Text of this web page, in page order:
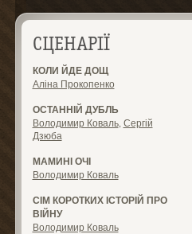
СЦЕНАРІЇ
КОЛИ ЙДЕ ДОЩ
Аліна Прокопенко
ОСТАННІЙ ДУБЛЬ
Володимир Коваль, Сергій
Дзюба
МАМИНІ ОЧІ
Володимир Коваль
СІМ КОРОТКИХ ІСТОРІЙ ПРО
ВІЙНУ
Володимир Коваль